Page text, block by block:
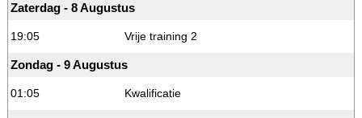
Zaterdag - 8 Augustus
19:05 Vrije training 2
Zondag - 9 Augustus
01:05 Kwalificatie